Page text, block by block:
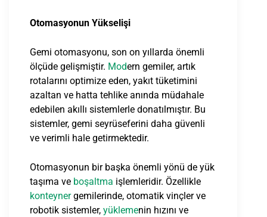
Otomasyonun Yükselişi
Gemi otomasyonu, son on yıllarda önemli
ölçüde gelişmiştir. Modern gemiler, artık
rotalarını optimize eden, yakıt tüketimini
azaltan ve hatta tehlike anında müdahale
edebilen akıllı sistemlerle donatılmıştır. Bu
sistemler, gemi seyrüseferini daha güvenli
ve verimli hale getirmektedir.
Otomasyonun bir başka önemli yönü de yük
taşıma ve boşaltma işlemleridir. Özellikle
konteynergemilerinde, otomatik vinçler ve
robotik sistemler, yüklemenin hızını ve